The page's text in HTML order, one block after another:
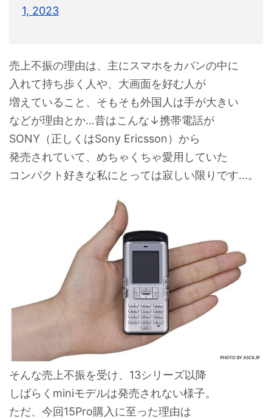
1, 2023
売上不振の理由は、主にスマホをカバンの中に
入れて持ち歩く人や、大画面を好む人が
増えていること、そもそも外国人は手が大きい
などが理由とか…昔はこんな↓携帯電話が
SONY（正しくはSony Ericsson）から
発売されていて、めちゃくちゃ愛用していた
コンパクト好きな私にとっては寂しい限りです…。
そんな売上不振を受け、13シリーズ以降
しばらくminiモデルは発売されない様子。
ただ、今回15Pro購入に至った理由は